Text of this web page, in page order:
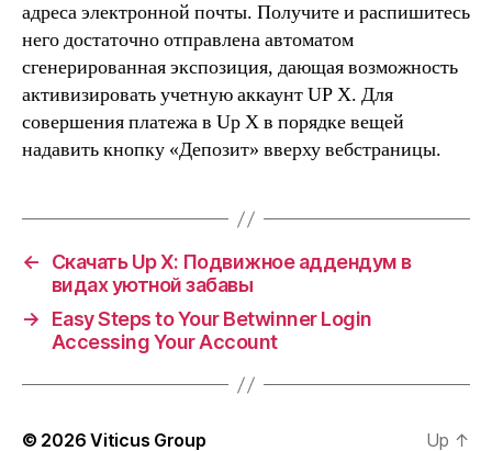
адреса электронной почты. Получите и распишитесь
него достаточно отправлена автоматом
сгенерированная экспозиция, дающая возможность
активизировать учетную аккаунт UP X. Для
совершения платежа в Up X в порядке вещей
надавить кнопку «Депозит» вверху вебстраницы.
←
Скачать Up X: Подвижное аддендум в
видах уютной забавы
→
Easy Steps to Your Betwinner Login
Accessing Your Account
© 2026Viticus Group Up ↑